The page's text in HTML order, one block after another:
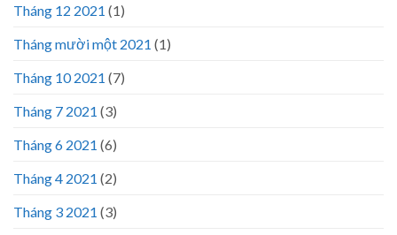
Tháng 12 2021 (1)
Tháng mười một 2021 (1)
Tháng 10 2021 (7)
Tháng 7 2021 (3)
Tháng 6 2021 (6)
Tháng 4 2021 (2)
Tháng 3 2021 (3)